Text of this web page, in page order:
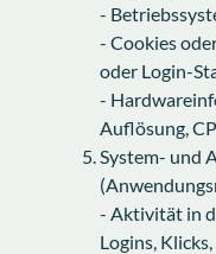
-
- Cookies
oder Login-
-
Auflösung,
System- und
- Aktivität in
Logins,